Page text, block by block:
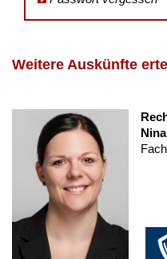
Weitere Auskünfte